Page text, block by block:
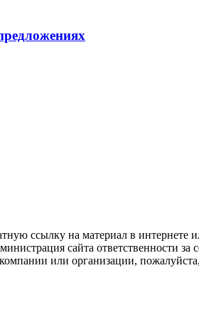
ссылку на материал в интернете
сайта ответственности
или организации,